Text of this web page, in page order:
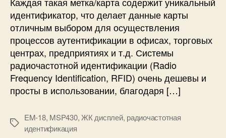
е
н
и
е
м
д
у
л
ч
идентификатор, что делает данные карты
отличным выбором для осуществления
процессов аутентификации в офисах, торговых
центрах, предприятиях и т.д. Системы
радиочастотной идентификации (Radio
Frequency Identification, RFID) очень дешевы и
просты в использовании, благодаря […]
М
EM-18, MSP430, ЖК дисплей, радиочастотная
идентификация